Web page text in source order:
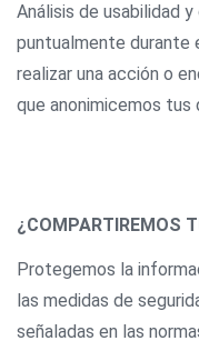
Análisis de usabilidad
puntualmente durante
realizar una acción o
que anonimicemos tus
¿COMPARTIREMOS
Protegemos la
las medidas de
señaladas en las